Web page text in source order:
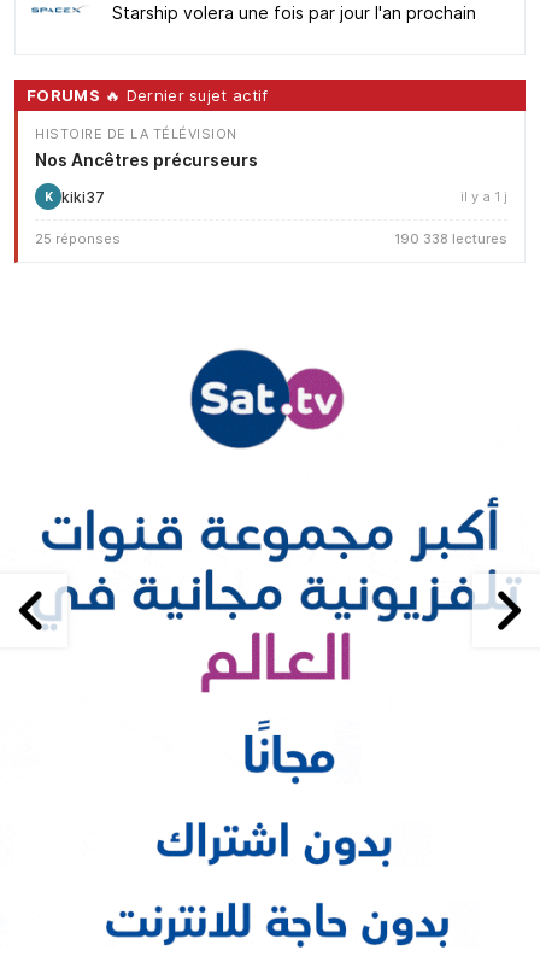
Starship volera une fois par jour l'an prochain
FORUMS 🔥 Dernier sujet actif
HISTOIRE DE LA TÉLÉVISION
Nos Ancêtres précurseurs
K kiki37 il y a 1 j
25 réponses 190 338 lectures